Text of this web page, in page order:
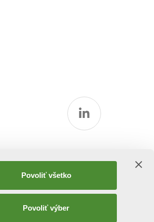
Povoliť všetko
Povoliť výber